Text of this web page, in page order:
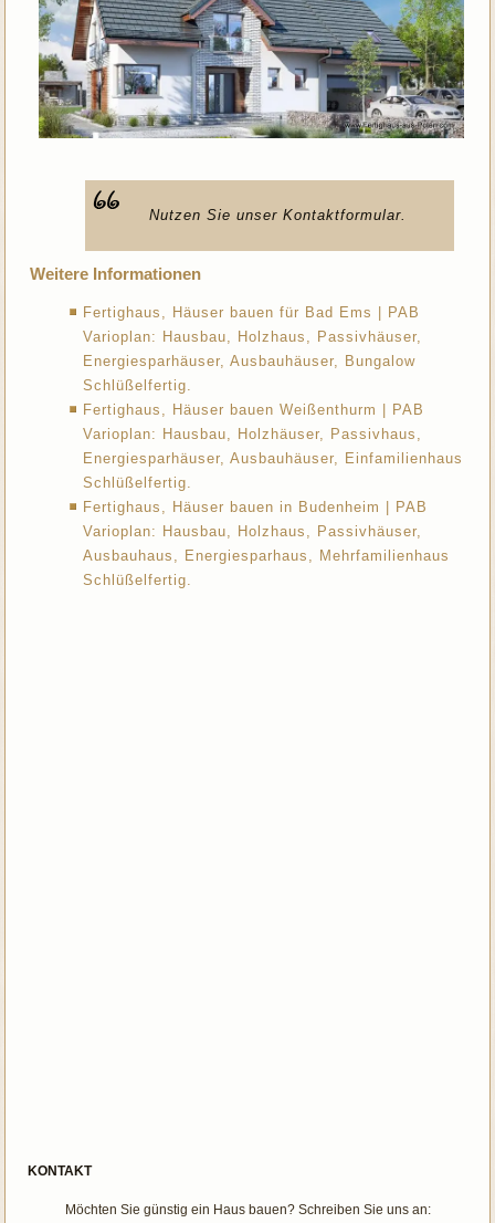
Nutzen Sie unser Kontaktformular.
Weitere Informationen
Fertighaus, Häuser bauen für Bad Ems | PAB
Varioplan: Hausbau, Holzhaus, Passivhäuser,
Energiesparhäuser, Ausbauhäuser, Bungalow
Schlüßelfertig.
Fertighaus, Häuser bauen Weißenthurm | PAB
Varioplan: Hausbau, Holzhäuser, Passivhaus,
Energiesparhäuser, Ausbauhäuser, Einfamilienhaus
Schlüßelfertig.
Fertighaus, Häuser bauen in Budenheim | PAB
Varioplan: Hausbau, Holzhaus, Passivhäuser,
Ausbauhaus, Energiesparhaus, Mehrfamilienhaus
Schlüßelfertig.
KONTAKT
Möchten Sie günstig ein Haus bauen? Schreiben Sie uns an: